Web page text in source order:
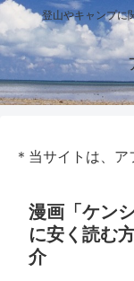
登山やキャンプに
＊当サイトは、
漫画「ケン
に安く読む
介